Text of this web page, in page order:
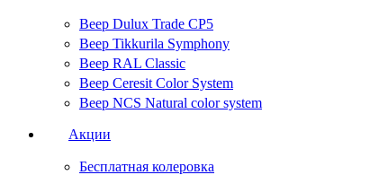
Веер Dulux Trade CP5
Веер Tikkurila Symphony
Веер RAL Classic
Веер Ceresit Color System
Веер NCS Natural color system
Акции
Бесплатная колеровка